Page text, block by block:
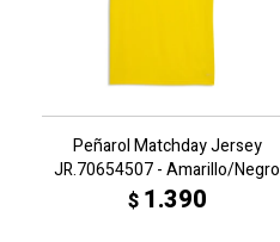
Peñarol Matchday Jersey
JR.70654507 - Amarillo/Negro
$ 1.390